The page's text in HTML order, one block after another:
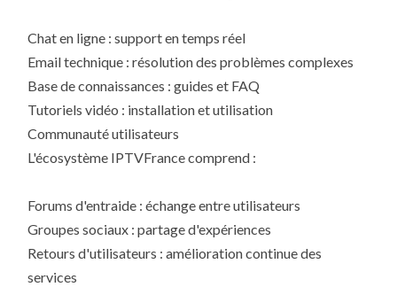
Chat en ligne : support en temps réel
Email technique : résolution des problèmes complexes
Base de connaissances : guides et FAQ
Tutoriels vidéo : installation et utilisation
Communauté utilisateurs
L'écosystème IPTVFrance comprend :
Forums d'entraide : échange entre utilisateurs
Groupes sociaux : partage d'expériences
Retours d'utilisateurs : amélioration continue des
services